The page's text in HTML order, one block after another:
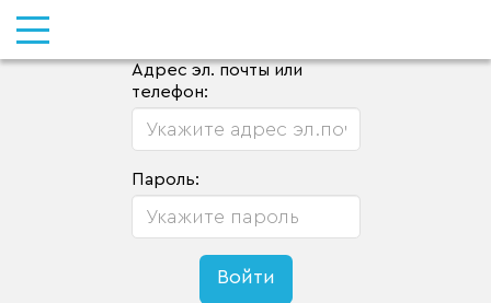
Адрес эл. почты или
телефон:
Пароль: